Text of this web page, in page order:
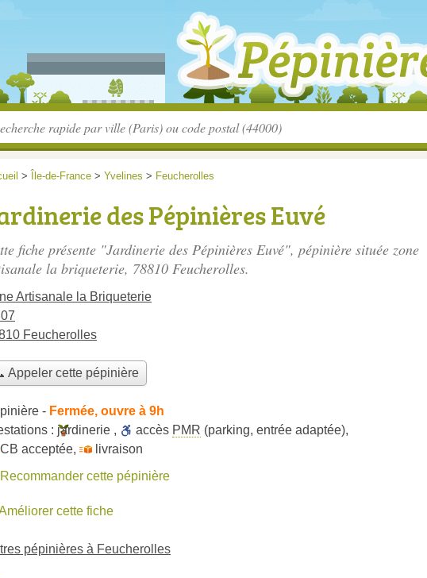
> Île-de-France > Yvelines > Feucherolles
des Pépinières Euvé
fiche présente "Jardinerie des Pépinières Euvé", pépinière située zone
la briqueterie, 78810 Feucherolles.
Artisanale la Briqueterie
Feucherolles
Appeler cette pépinière
- Fermée, ouvre à 9h
: jardinerie , accès PMR (parking, entrée adaptée),
CB acceptée,
livraison
Recommander cette pépinière
cette fiche
pépinières à Feucherolles